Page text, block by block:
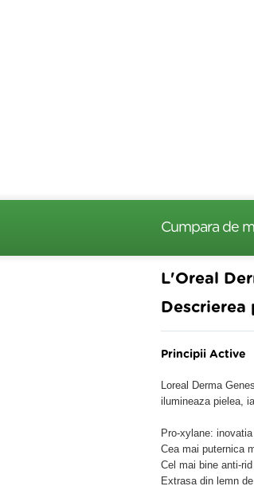
Cumpara de
L'Oreal
Descrierea
Principii Active
Loreal Derma
ilumineaza pielea,
Pro-xylane:
Cea mai puternica
Cel mai bine anti-
Extrasa din lemn